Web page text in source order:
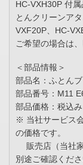
HC-VXH30P 付
とんクリーンア
VXF20P、HC-
ご希望の場合は
＜部品情報＞
部品名：ふとん
部品番号：M11
部品価格：税込
※ 当社サービス
の価格です。
販売店（当社家
別途ご確認くださ